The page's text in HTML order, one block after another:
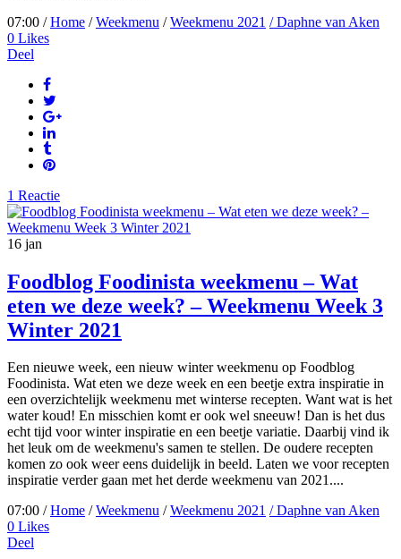
07:00 /Home /Weekmenu /Weekmenu 2021 / Daphne van Aken
0 Likes
Deel
1 Reactie
16 jan
Foodblog Foodinista weekmenu – Wat
eten we deze week? – Weekmenu Week 3
Winter 2021
Een nieuwe week, een nieuw winter weekmenu op Foodblog
Foodinista. Wat eten we deze week en een beetje extra inspiratie in
een overzichtelijk weekmenu met winterse recepten. Want wat is het
water koud! En misschien komt er ook wel sneeuw! Dan is het dus
echt tijd voor winter inspiratie en een beetje variatie. Daarbij vind ik
het leuk om de weekmenu's samen te stellen. De oudere recepten
komen zo ook weer eens duidelijk in beeld. Laten we voor recepten
inspiratie verder gaan met het derde weekmenu van 2021....
07:00 /Home /Weekmenu /Weekmenu 2021 / Daphne van Aken
0 Likes
Deel